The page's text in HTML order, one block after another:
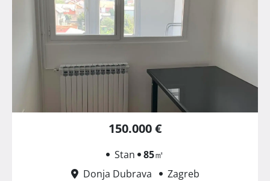
150.000 €
Stan 85㎡
Donja Dubrava
Zagreb